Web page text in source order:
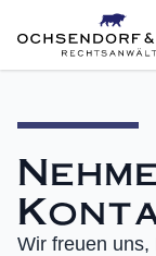
Wir freuen uns,